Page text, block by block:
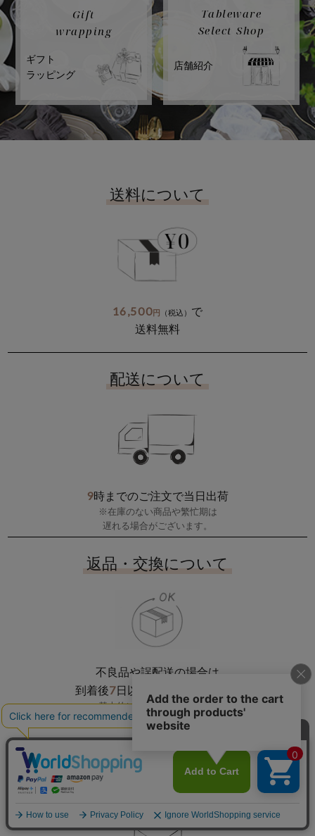
Gift
wrapping
ギフト
ラッピング
Tableware
Select Shop
店舗紹介
送料について
16,500円 （税込） で
送料無料
配送について
9時までのご注文で当日出荷
※在庫のない商品や繁忙期は
遅れる場合がございます。
返品・交換について
不良品や誤配送の場合は
到着後7日以内にご連絡ください
基本的に不良品以外の返品は
受け付けておりません。
メールマガジン